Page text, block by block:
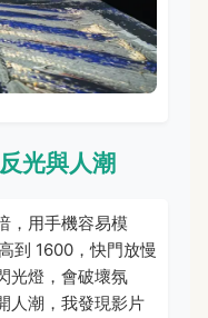
光與人潮
，用手機容易模
到 1600，快門放慢
光燈，會破壞氛
人潮，我發現影片